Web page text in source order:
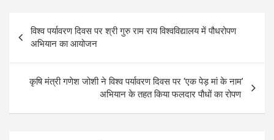
b
o
o
k
s
A
p
p
e
Post
navigation
विश्व पर्यावरण दिवस पर श्री गुरु राम राय विश्वविद्यालय में पौधरोपण
अभियान का आयोजन
कृषि मंत्री गणेश जोशी ने विश्व पर्यावरण दिवस पर ‘एक पेड़ मां के नाम’
अभियान के तहत किया फलदार पौधों का रोपण